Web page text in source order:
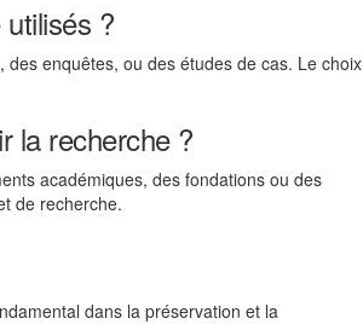
?
enquêtes, ou des études de cas. Le choix
la recherche ?
académiques, des fondations ou des
de recherche.
dans la préservation et la